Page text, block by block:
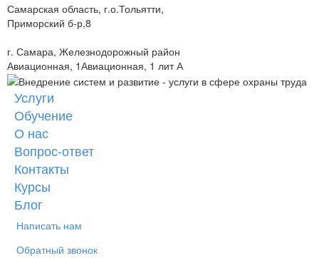
Самарская область, г.о.Тольятти,
Приморский б-р,8
г. Самара, Железнодорожный район
Авиационная, 1Авиационная, 1 лит А
Услуги
Обучение
О нас
Вопрос-ответ
Контакты
Курсы
Блог
Написать нам
Обратный звонок